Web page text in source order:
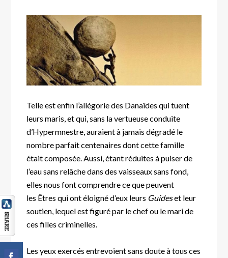
Telle est enfin l’allégorie des Danaïdes qui tuent
leurs maris, et qui, sans la vertueuse conduite
d’Hypermnestre, auraient à jamais dégradé le
nombre parfait centenaires dont cette famille
était composée. Aussi, étant réduites à puiser de
l’eau sans relâche dans des vaisseaux sans fond,
elles nous font comprendre ce que peuvent
les Êtres qui ont éloigné d’eux leurs Guideset leur
soutien, lequel est figuré par le chef ou le mari de
ces filles criminelles.
Les yeux exercés entrevoient sans doute à tous ces